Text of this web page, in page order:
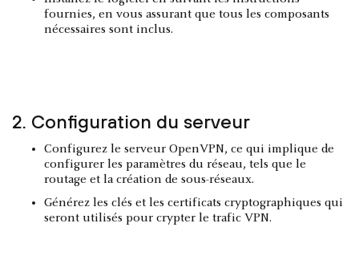
fournies, en vous assurant que tous les composants
nécessaires sont inclus.
2. Configuration du serveur
Configurez le serveur OpenVPN, ce qui implique de
configurer les paramètres du réseau, tels que le
routage et la création de sous-réseaux.
Générez les clés et les certificats cryptographiques qui
seront utilisés pour crypter le trafic VPN.